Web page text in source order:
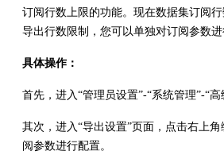
订阅行数上限的功能。现在数据集订阅
导出行数限制，您可以单独对订阅参数进
具体操作：
首先，进入“管理员设置”-“系统管理”-“高
其次，进入“导出设置”页面，点击右上
阅参数进行配置。